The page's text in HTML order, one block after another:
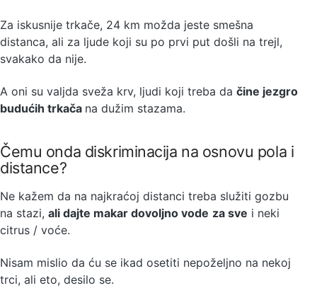
Za iskusnije trkače, 24 km možda jeste smešna
distanca, ali za ljude koji su po prvi put došli na trejl,
svakako da nije.
A oni su valjda sveža krv, ljudi koji treba da čine jezgro
budućih trkača na dužim stazama.
Čemu onda diskriminacija na osnovu pola i
distance?
Ne kažem da na najkraćoj distanci treba služiti gozbu
na stazi, ali dajte makar dovoljno vode za sve i neki
citrus / voće.
Nisam mislio da ću se ikad osetiti nepoželjno na nekoj
trci, ali eto, desilo se.